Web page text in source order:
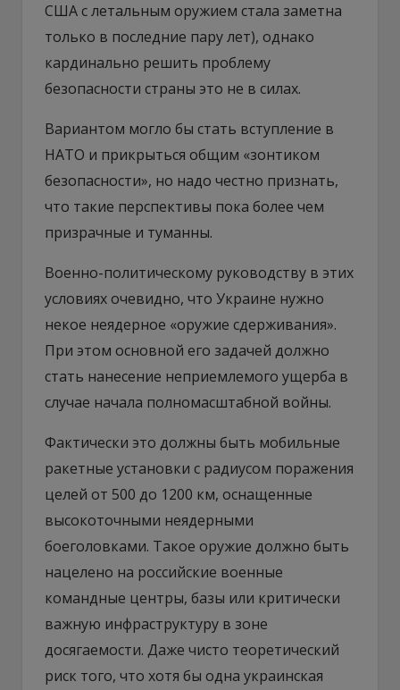
США с летальным оружием стала заметна
только в последние пару лет), однако
кардинально решить проблему
безопасности страны это не в силах.
Вариантом могло бы стать вступление в
НАТО и прикрыться общим «зонтиком
безопасности», но надо честно признать,
что такие перспективы пока более чем
призрачные и туманны.
Военно-политическому руководству в этих
условиях очевидно, что Украине нужно
некое неядерное «оружие сдерживания».
При этом основной его задачей должно
стать нанесение неприемлемого ущерба в
случае начала полномасштабной войны.
Фактически это должны быть мобильные
ракетные установки с радиусом поражения
целей от 500 до 1200 км, оснащенные
высокоточными неядерными
боеголовками. Такое оружие должно быть
нацелено на российские военные
командные центры, базы или критически
важную инфраструктуру в зоне
досягаемости. Даже чисто теоретический
риск того, что хотя бы одна украинская